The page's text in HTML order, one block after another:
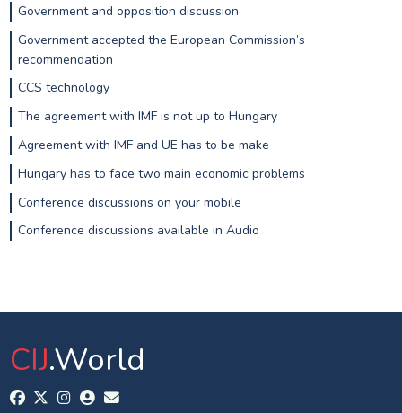
Government and opposition discussion
Government accepted the European Commission’s
recommendation
CCS technology
The agreement with IMF is not up to Hungary
Agreement with IMF and UE has to be make
Hungary has to face two main economic problems
Conference discussions on your mobile
Conference discussions available in Audio
CIJ.World